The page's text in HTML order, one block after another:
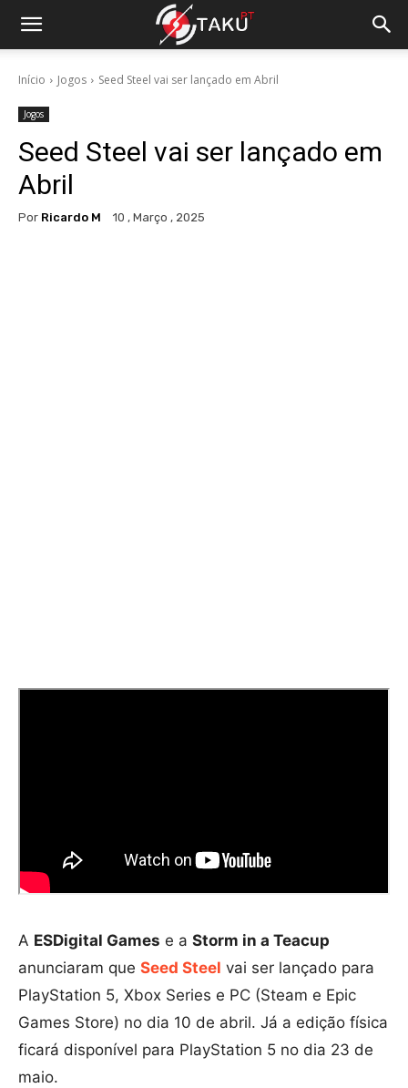
Início Jogos Seed Steel vai ser lançado em Abril
Jogos
Seed Steel vai ser lançado em
Abril
Por Ricardo M 10 , Março , 2025
A ESDigital Games e a Storm in a Teacup
anunciaram que Seed Steel vai ser lançado para
PlayStation 5, Xbox Series e PC (Steam e Epic
Games Store) no dia 10 de abril. Já a edição física
ficará disponível para PlayStation 5 no dia 23 de
maio.